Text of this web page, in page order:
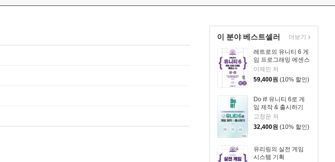
이 분야 베스트셀러
레트로의 유니티 6 게
임 프로그래밍 에센스
이제민 저
59,400원 (10% 할인)
Do it! 유니티 6로 게
임 제작 & 출시하기
고정운 저
32,400원 (10% 할인)
유리링의 실전 게임
시스템 기획
더보기